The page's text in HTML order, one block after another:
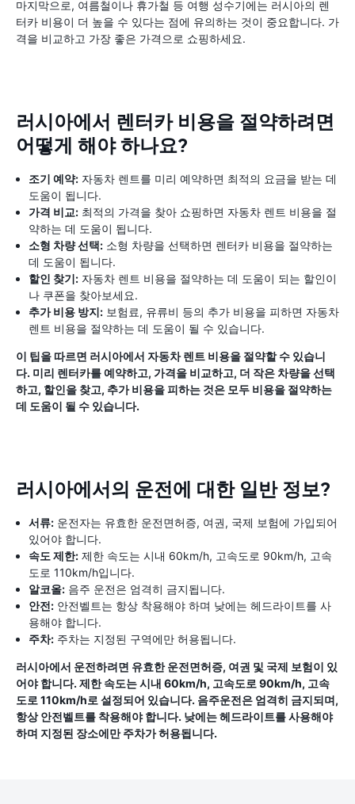
마지막으로, 여름철이나 휴가철 등 여행 성수기에는 러시아의 렌
터카 비용이 더 높을 수 있다는 점에 유의하는 것이 중요합니다. 가
격을 비교하고 가장 좋은 가격으로 쇼핑하세요.
러시아에서 렌터카 비용을 절약하려면
어떻게 해야 하나요?
조기 예약: 자동차 렌트를 미리 예약하면 최적의 요금을 받는 데
도움이 됩니다.
가격 비교: 최적의 가격을 찾아 쇼핑하면 자동차 렌트 비용을 절
약하는 데 도움이 됩니다.
소형 차량 선택: 소형 차량을 선택하면 렌터카 비용을 절약하는
데 도움이 됩니다.
할인 찾기: 자동차 렌트 비용을 절약하는 데 도움이 되는 할인이
나 쿠폰을 찾아보세요.
추가 비용 방지: 보험료, 유류비 등의 추가 비용을 피하면 자동차
렌트 비용을 절약하는 데 도움이 될 수 있습니다.
이 팁을 따르면 러시아에서 자동차 렌트 비용을 절약할 수 있습니
다. 미리 렌터카를 예약하고, 가격을 비교하고, 더 작은 차량을 선택
하고, 할인을 찾고, 추가 비용을 피하는 것은 모두 비용을 절약하는
데 도움이 될 수 있습니다.
러시아에서의 운전에 대한 일반 정보?
서류: 운전자는 유효한 운전면허증, 여권, 국제 보험에 가입되어
있어야 합니다.
속도 제한: 제한 속도는 시내 60km/h, 고속도로 90km/h, 고속
도로 110km/h입니다.
알코올: 음주 운전은 엄격히 금지됩니다.
안전: 안전벨트는 항상 착용해야 하며 낮에는 헤드라이트를 사
용해야 합니다.
주차: 주차는 지정된 구역에만 허용됩니다.
러시아에서 운전하려면 유효한 운전면허증, 여권 및 국제 보험이 있
어야 합니다. 제한 속도는 시내 60km/h, 고속도로 90km/h, 고속
도로 110km/h로 설정되어 있습니다. 음주운전은 엄격히 금지되며,
항상 안전벨트를 착용해야 합니다. 낮에는 헤드라이트를 사용해야
하며 지정된 장소에만 주차가 허용됩니다.